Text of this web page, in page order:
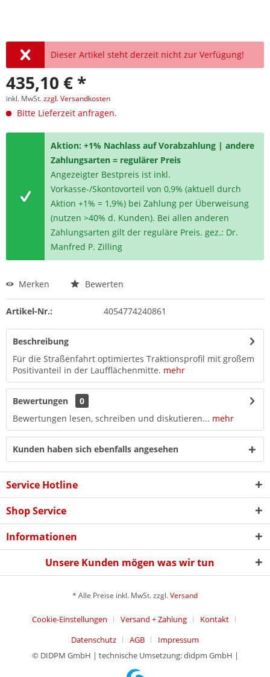
Dieser Artikel steht derzeit nicht zur Verfügung!
435,10 € *
inkl. MwSt.zzgl. Versandkosten
Bitte Lieferzeit anfragen.
Aktion: +1% Nachlass auf Vorabzahlung | andere
Zahlungsarten = regulärer Preis
Angezeigter Bestpreis ist inkl.
Vorkasse-/Skontovorteil von 0,9% (aktuell durch
Aktion +1% = 1,9%) bei Zahlung per Überweisung
(nutzen >40% d. Kunden). Bei allen anderen
Zahlungsarten gilt der reguläre Preis. gez.: Dr.
Manfred P. Zilling
Merken Bewerten
Artikel-Nr.: 4054774240861
Beschreibung
Für die Straßenfahrt optimiertes Traktionsprofil mit großem
Positivanteil in der Laufflächenmitte. mehr
Bewertungen
0
Bewertungen lesen, schreiben und diskutieren... mehr
Kunden haben sich ebenfalls angesehen
Service Hotline
Shop Service
Informationen
Unsere Kunden mögen was wir tun
* Alle Preise inkl. MwSt. zzgl.Versand
Cookie-Einstellungen Versand + Zahlung
Kontakt
Datenschutz
AGB
Impressum
© DIDPM GmbH | technische Umsetzung: didpm GmbH |